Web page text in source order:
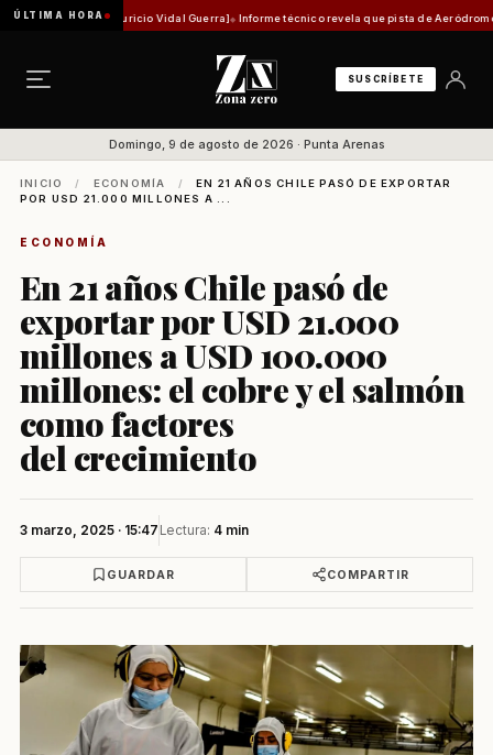
ÚLTIMA HORA
[Por Mauricio Vidal Guerra] Informe técnico revela que pista de Aeródromo de
SUSCRÍBETE
Domingo, 9 de agosto de 2026 · Punta Arenas
INICIO / ECONOMÍA /
EN 21 AÑOS CHILE PASÓ DE EXPORTAR
POR USD 21.000 MILLONES A ...
ECONOMÍA
En 21 años Chile pasó de
exportar por USD 21.000
millones a USD 100.000
millones: el cobre y el salmón
como factores
del crecimiento
3 marzo, 2025 · 15:47 Lectura: 4 min
GUARDAR COMPARTIR